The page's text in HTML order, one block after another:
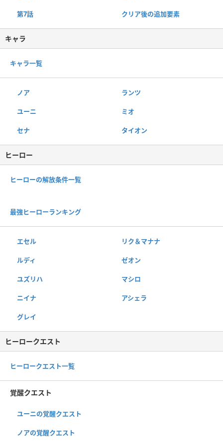
第7話 クリア後の追加要素
キャラ
キャラ一覧
ノア ランツ
ユーニ ミオ
セナ タイオン
ヒーロー
ヒーローの解放条件一覧
最強ヒーローランキング
エセル リク＆マナナ
ルディ ゼオン
ユズリハ マシロ
ニイナ アシェラ
グレイ
ヒーロークエスト
ヒーロークエスト一覧
覚醒クエスト
ユーニの覚醒クエスト
ノアの覚醒クエスト